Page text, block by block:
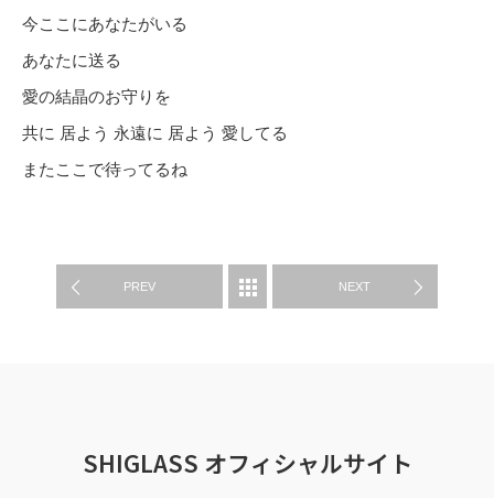
今ここにあなたがいる
あなたに送る
愛の結晶のお守りを
共に 居よう 永遠に 居よう 愛してる
またここで待ってるね
PREV
WORKS NEXT
SHIGLASS オフィシャルサイト